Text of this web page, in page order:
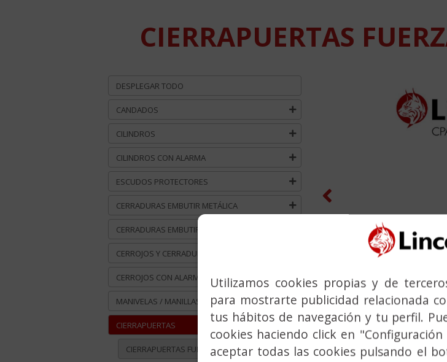
CIERRAPUERTAS
DESPLEGAR TODO
CANDADOS
CILINDROS
CILINDROS CON ALARMA
ESCUDOS PROTECTORES
CERRADURAS EMBUTIR METÁLICA
CERRADURAS EMBUTIR MADERA
CERROJOS Y CERRADURAS SOBREPONER
CERROJOS CON ALARMA
MANIVELAS / MANILLAS
CIERRAPUERTAS
CIERRAPUERTAS FUERZA 2-3, SERIE CPA23
Previous
Utilizamos cookies propias y de
para mostrarte publicidad relacionada
tus hábitos de navegación y tu perfil.
cookies haciendo click en
aceptar todas las cookies pulsando el